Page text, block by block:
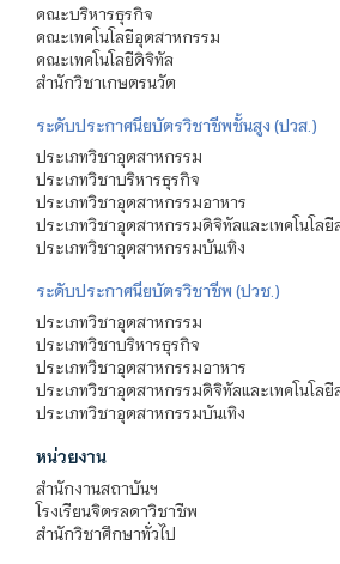
คณะบริหารธุรกิจ
คณะเทคโนโลยีอุตสาหกรรม
คณะเทคโนโลยีดิจิทัล
สำนักวิชาเกษตรนวัต
ระดับประกาศนียบัตรวิชาชีพชั้นสูง (ปวส.)
ประเภทวิชาอุตสาหกรรม
ประเภทวิชาบริหารธุรกิจ
ประเภทวิชาอุตสาหกรรมอาหาร
ประเภทวิชาอุตสาหกรรมดิจิทัลและเทคโนโลยี
ประเภทวิชาอุตสาหกรรมบันเทิง
ระดับประกาศนียบัตรวิชาชีพ (ปวช.)
ประเภทวิชาอุตสาหกรรม
ประเภทวิชาบริหารธุรกิจ
ประเภทวิชาอุตสาหกรรมอาหาร
ประเภทวิชาอุตสาหกรรมดิจิทัลและเทคโนโลยี
ประเภทวิชาอุตสาหกรรมบันเทิง
หน่วยงาน
สำนักงานสถาบันฯ
โรงเรียนจิตรลดาวิชาชีพ
สำนักวิชาศึกษาทั่วไป